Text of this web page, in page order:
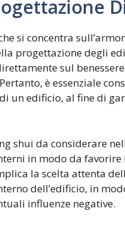
si concentra
progettazione degli
sul
è essenziale
un edificio, al fine di
shui da considerare
in modo da
la scelta attenta
dell’edificio, in
influenze negative.